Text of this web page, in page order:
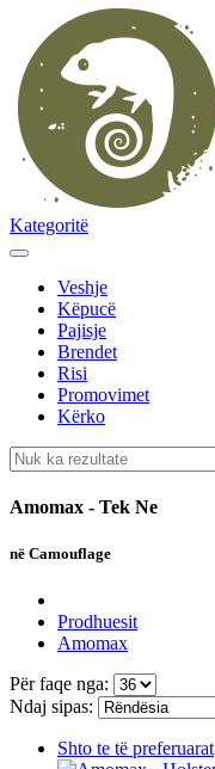
Kategoritë
Veshje
Këpucë
Pajisje
Brendet
Risi
Promovimet
Kërko
Amomax - Tek Ne
në Camouflage
Prodhuesit
Amomax
Për faqe nga:
Ndaj sipas:
Shto te të preferuarat